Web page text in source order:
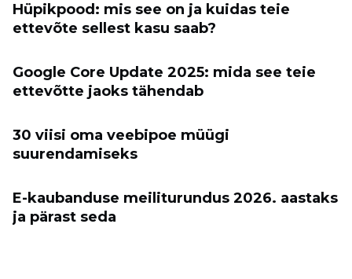
Hüpikpood: mis see on ja kuidas teie
ettevõte sellest kasu saab?
Google Core Update 2025: mida see teie
ettevõtte jaoks tähendab
30 viisi oma veebipoe müügi
suurendamiseks
E-kaubanduse meiliturundus 2026. aastaks
ja pärast seda